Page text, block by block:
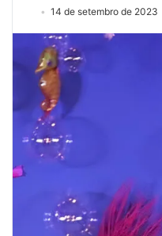
14 de setembro de 2023